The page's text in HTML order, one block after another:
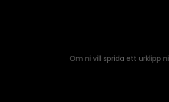
Om ni vill sprida ett urklipp